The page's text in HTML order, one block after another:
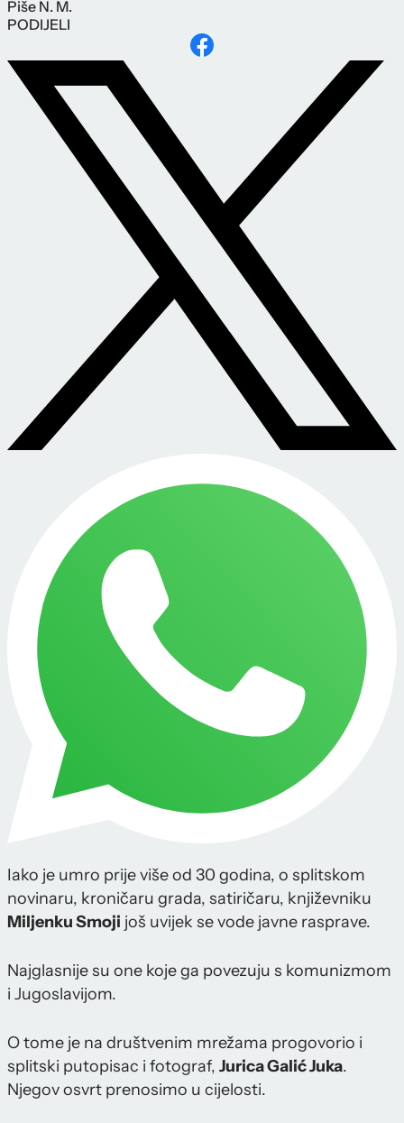
Piše N. M.
PODIJELI
Iako je umro prije više od 30 godina, o splitskom
novinaru, kroničaru grada, satiričaru, književniku
Miljenku Smoji još uvijek se vode javne rasprave.
Najglasnije su one koje ga povezuju s komunizmom
i Jugoslavijom.
O tome je na društvenim mrežama progovorio i
splitski putopisac i fotograf, Jurica Galić Juka.
Njegov osvrt prenosimo u cijelosti.